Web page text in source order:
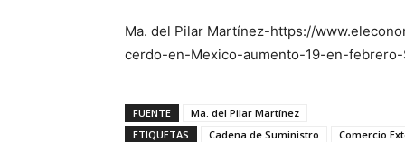
Ma. del Pilar Martínez-https://
cerdo-en-Mexico-aumento-19-en-
FUENTE
Ma. del Pilar Martínez
ETIQUETAS
Cadena de Suministro
Comercio